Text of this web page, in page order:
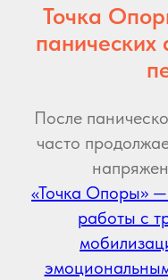
Точка
панических
После
часто
«Точка Опоры» —
работы с